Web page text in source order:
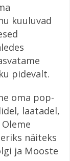
kuuluvad
pidevalt.
oma pop-
laatadel,
näiteks
ja Mooste